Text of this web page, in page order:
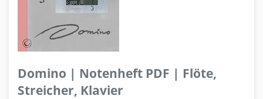
Domino | Notenheft PDF | Flöte,
Streicher, Klavier